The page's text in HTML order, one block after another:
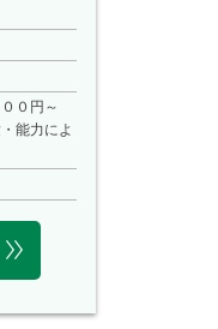
０円～
能力によ